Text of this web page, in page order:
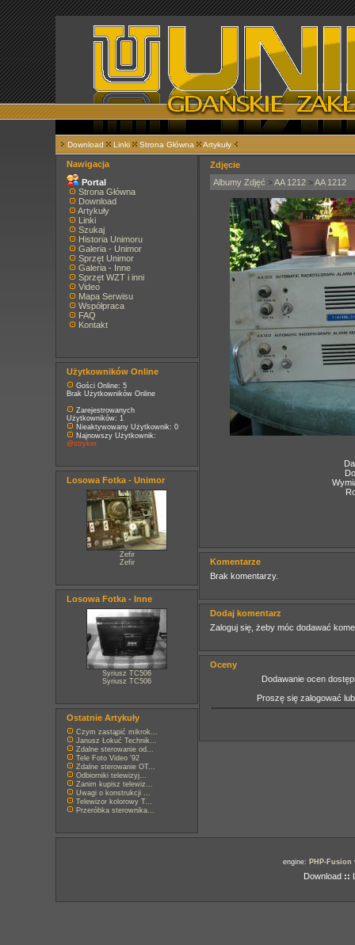
Download Linki Strona Główna Artykuły
Nawigacja
Portal
Strona Główna
Download
Artykuły
Linki
Szukaj
Historia Unimoru
Galeria - Unimor
Sprzęt Unimor
Galeria - Inne
Sprzęt WZT i inni
Video
Mapa Serwisu
Współpraca
FAQ
Kontakt
Użytkowników Online
Gości Online: 5
Brak Użytkowników Online
Zarejestrowanych
Użytkowników: 1
Nieaktywowany Użytkownik: 0
Najnowszy Użytkownik:
@stryker
Losowa Fotka - Unimor
Zefir
Zefir
Losowa Fotka - Inne
Syriusz TC506
Syriusz TC506
Ostatnie Artykuły
Czym zastąpić mikrok...
Janusz Łokuć Technik...
Zdalne sterowanie od...
Tele Foto Video '92
Zdalne sterowanie OT...
Odbiorniki telewizyj...
Zanim kupisz telewiz...
Uwagi o konstrukcji ...
Telewizor kolorowy T...
Przeróbka sterownika...
Zdjęcie
Albumy Zdjęć >AA 1212 >AA 1212
Komentarze
Brak komentarzy.
Dodaj komentarz
Zaloguj się, żeby móc dodawać
Oceny
Dodawanie ocen
Proszę się zalogować
engine: PHP-Fusion
Download ::